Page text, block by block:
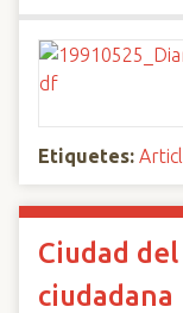
Etiquetes:
Ciudad
ciudadana